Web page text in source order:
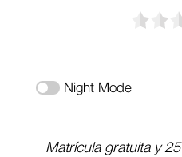
b
s
r
Night Mode
Matrícula gratuita y